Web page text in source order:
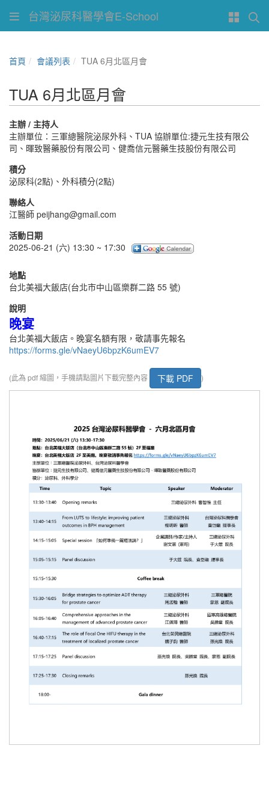
台灣泌尿科醫學會E-School
首頁 會議列表 TUA 6月北區月會
TUA 6月北區月會
主辦 / 主持人
主辦單位：三軍總醫院泌尿外科、TUA 協辦單位:捷元生技有限公
司、暉致醫藥股份有限公司、健喬信元醫藥生技股份有限公司
積分
泌尿科(2點)、外科積分(2點)
聯絡人
江醫師 peijhang@gmail.com
活動日期
2025-06-21 (六) 13:30 ~ 17:30
地點
台北美福大飯店(台北市中山區樂群二路 55 號)
說明
晚宴
台北美福大飯店。晚宴名額有限，敬請事先報名
https://forms.gle/vNaeyU6bpzK6umEV7
(此為 pdf 縮圖，手機請點圖片下載完整內容 下載 PDF )